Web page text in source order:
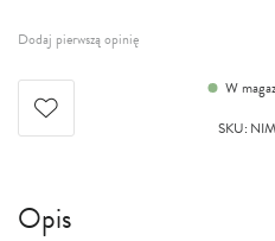
Dodaj pierwszą opinię
W
SKU:
Opis